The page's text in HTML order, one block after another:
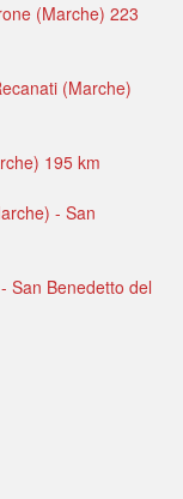
(Marche) 223
(Marche)
195 km
- San
San Benedetto del